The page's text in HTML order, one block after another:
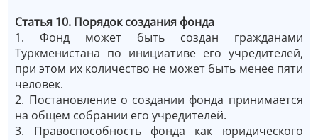
Статья 10. Порядок создания фонда
1. Фонд может быть создан гражданами
Туркменистана по инициативе его учредителей,
при этом их количество не может быть менее пяти
человек.
2. Постановление о создании фонда принимается
на общем собрании его учредителей.
3. Правоспособность фонда как юридического